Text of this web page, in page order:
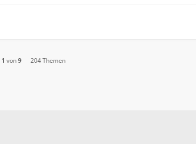
1 von9 204 Themen